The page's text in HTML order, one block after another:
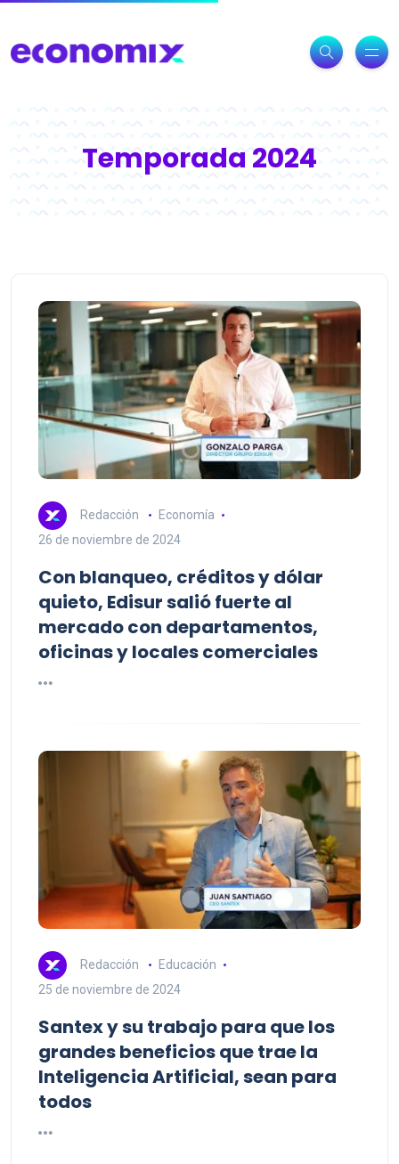
Temporada 2024
Redacción
Economía
26 de noviembre de 2024
Con blanqueo, créditos y dólar
quieto, Edisur salió fuerte al
mercado con departamentos,
oficinas y locales comerciales
Redacción
Educación
25 de noviembre de 2024
Santex y su trabajo para que los
grandes beneficios que trae la
Inteligencia Artificial, sean para
todos